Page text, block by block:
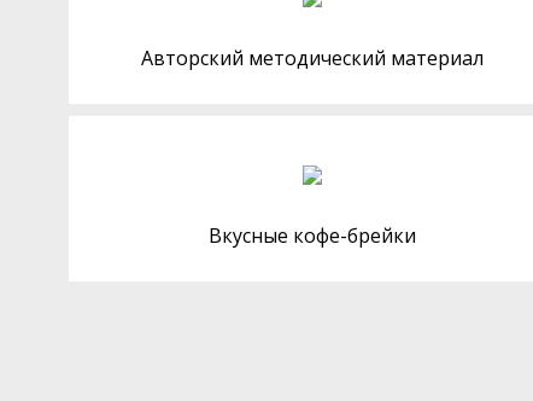
Авторский методический материал
Вкусные кофе-брейки